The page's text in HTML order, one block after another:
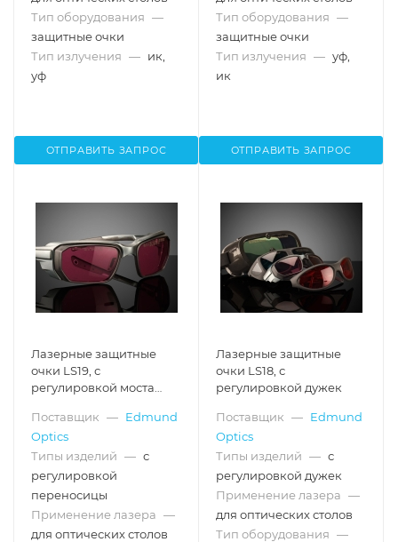
Тип оборудования —
защитные очки
Тип излучения — ик,
уф
ОТПРАВИТЬ ЗАПРОС
Тип оборудования —
защитные очки
Тип излучения — уф,
ик
ОТПРАВИТЬ ЗАПРОС
Лазерные защитные
очки LS19, с
регулировкой моста
Поставщик — Edmund
Optics
Типы изделий — с
регулировкой
переносицы
Применение лазера —
для оптических столов
Лазерные защитные
очки LS18, с
регулировкой дужек
Поставщик — Edmund
Optics
Типы изделий — с
регулировкой дужек
Применение лазера —
для оптических столов
Тип оборудования —